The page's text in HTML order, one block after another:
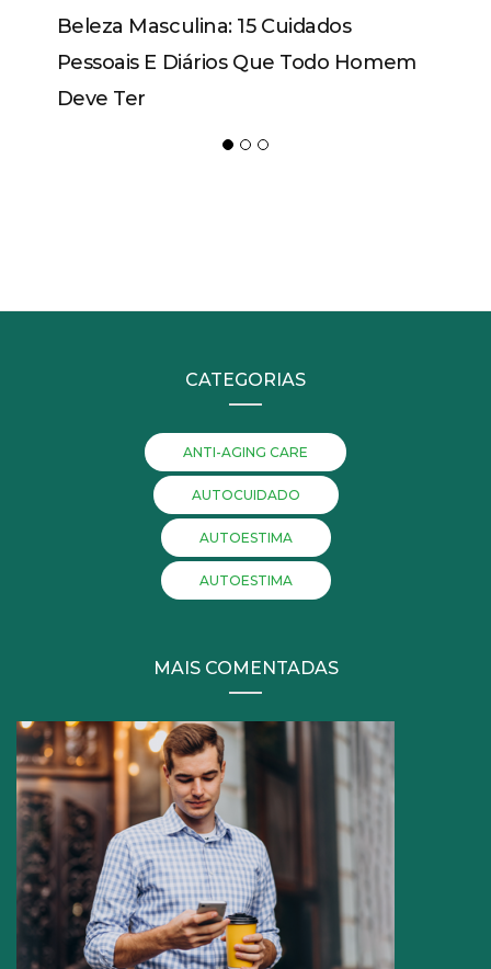
Beleza Masculina: 15 Cuidados
Pessoais E Diários Que Todo Homem
Deve Ter
CATEGORIAS
ANTI-AGING CARE
AUTOCUIDADO
AUTOESTIMA
AUTOESTIMA
MAIS COMENTADAS